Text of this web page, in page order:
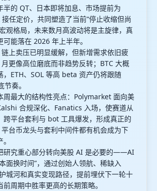
半的 QT、日本即将加息、市场提前为
任定价，共同塑造了当前“停止收缩但尚
观格局，未来数月高波动将是主旋律，真
能落在 2026 年上半年。
上卖压已明显缓解，但新增需求依旧疲
更像高位磨底而非趋势反转；BTC 大概
，ETH、SOL 等高 beta 资产仍将跟随
奏。
周最大的结构性亮点：Polymarket 面向美
合规深化、Fanatics 入场，使赛道从
跨平台套利与 bot 工具爆发，形成真正的
平台币龙头与套利中间件都有机会成为下
研究重心部分转向美股 AI 是必要的——AI
面换时间”，通过创始人领航、稀缺入
城河和真实变现路径，提前埋伏下一轮十
周期中胜率更高的长期策略。